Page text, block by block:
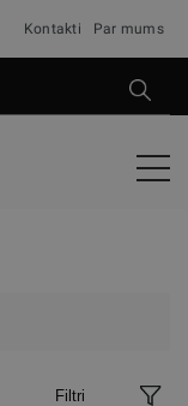
Kontakti Par mums
Filtri